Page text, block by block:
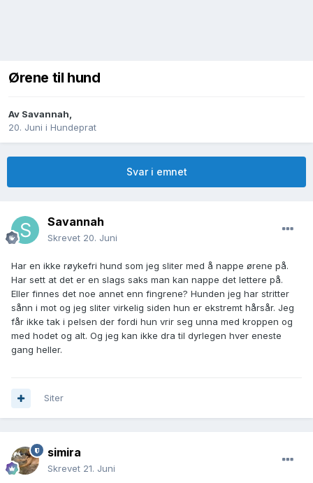
Ørene til hund
Av Savannah,
20. Juni i Hundeprat
Svar i emnet
Savannah
Skrevet 20. Juni
Har en ikke røykefri hund som jeg sliter med å nappe ørene på.
Har sett at det er en slags saks man kan nappe det lettere på.
Eller finnes det noe annet enn fingrene? Hunden jeg har stritter
sånn i mot og jeg sliter virkelig siden hun er ekstremt hårsår. Jeg
får ikke tak i pelsen der fordi hun vrir seg unna med kroppen og
med hodet og alt. Og jeg kan ikke dra til dyrlegen hver eneste
gang heller.
Siter
simira
Skrevet 21. Juni